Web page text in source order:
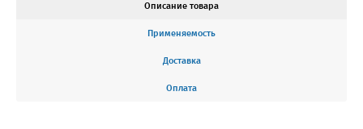
Описание товара
Применяемость
Доставка
Оплата